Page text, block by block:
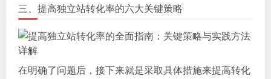
三、提高独立站转化率的六大关键策略
在明确了问题后，接下来就是采取具体措施来提高转化